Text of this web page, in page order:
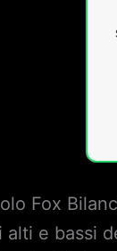
Fox
alti e bassi